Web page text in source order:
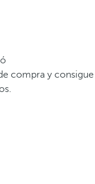
compra y consigue